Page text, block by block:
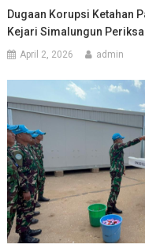
Dugaan Korupsi Ketahan
Kejari Simalungun
April 2, 2026 admin